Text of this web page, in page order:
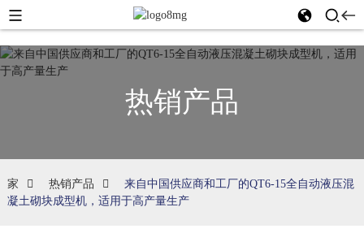
热销产品
家 热销产品
来自中国供应商和工厂的QT6-15全自动液压混
凝土砌块成型机，适用于高产量生产